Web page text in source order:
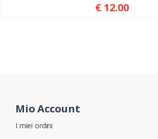
€ 12.00
Mio Account
I miei ordini